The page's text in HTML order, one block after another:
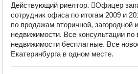
Действующий риелтор. ‍✈Офицер
сотрудник офиса по итогам 2009 и
по продажам вторичной, загородной
недвижимости. Все консультации по
недвижимости бесплатные. Все
Екатеринбурга в одном месте.